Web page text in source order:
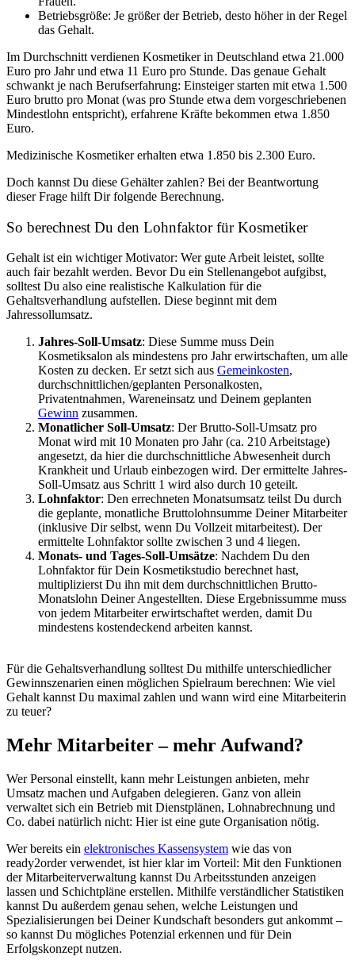
Betriebsgröße: Je größer der Betrieb, desto höher in der Regel
das Gehalt.
Im Durchschnitt verdienen Kosmetiker in Deutschland etwa 21.000
Euro pro Jahr und etwa 11 Euro pro Stunde. Das genaue Gehalt
schwankt je nach Berufserfahrung: Einsteiger starten mit etwa 1.500
Euro brutto pro Monat (was pro Stunde etwa dem vorgeschriebenen
Mindestlohn entspricht), erfahrene Kräfte bekommen etwa 1.850
Euro.
Medizinische Kosmetiker erhalten etwa 1.850 bis 2.300 Euro.
Doch kannst Du diese Gehälter zahlen? Bei der Beantwortung
dieser Frage hilft Dir folgende Berechnung.
So berechnest Du den Lohnfaktor für Kosmetiker
Gehalt ist ein wichtiger Motivator: Wer gute Arbeit leistet, sollte
auch fair bezahlt werden. Bevor Du ein Stellenangebot aufgibst,
solltest Du also eine realistische Kalkulation für die
Gehaltsverhandlung aufstellen. Diese beginnt mit dem
Jahressollumsatz.
Jahres-Soll-Umsatz: Diese Summe muss Dein
Kosmetiksalon als mindestens pro Jahr erwirtschaften, um alle
Kosten zu decken. Er setzt sich aus Gemeinkosten,
durchschnittlichen/geplanten Personalkosten,
Privatentnahmen, Wareneinsatz und Deinem geplanten
Gewinn zusammen.
Monatlicher Soll-Umsatz: Der Brutto-Soll-Umsatz pro
Monat wird mit 10 Monaten pro Jahr (ca. 210 Arbeitstage)
angesetzt, da hier die durchschnittliche Abwesenheit durch
Krankheit und Urlaub einbezogen wird. Der ermittelte Jahres-
Soll-Umsatz aus Schritt 1 wird also durch 10 geteilt.
Lohnfaktor: Den errechneten Monatsumsatz teilst Du durch
die geplante, monatliche Bruttolohnsumme Deiner Mitarbeiter
(inklusive Dir selbst, wenn Du Vollzeit mitarbeitest). Der
ermittelte Lohnfaktor sollte zwischen 3 und 4 liegen.
Monats- und Tages-Soll-Umsätze: Nachdem Du den
Lohnfaktor für Dein Kosmetikstudio berechnet hast,
multiplizierst Du ihn mit dem durchschnittlichen Brutto-
Monatslohn Deiner Angestellten. Diese Ergebnissumme muss
von jedem Mitarbeiter erwirtschaftet werden, damit Du
mindestens kostendeckend arbeiten kannst.
Für die Gehaltsverhandlung solltest Du mithilfe unterschiedlicher
Gewinnszenarien einen möglichen Spielraum berechnen: Wie viel
Gehalt kannst Du maximal zahlen und wann wird eine Mitarbeiterin
zu teuer?
Mehr Mitarbeiter – mehr Aufwand?
Wer Personal einstellt, kann mehr Leistungen anbieten, mehr
Umsatz machen und Aufgaben delegieren. Ganz von allein
verwaltet sich ein Betrieb mit Dienstplänen, Lohnabrechnung und
Co. dabei natürlich nicht: Hier ist eine gute Organisation nötig.
Wer bereits ein elektronisches Kassensystem wie das von
ready2order verwendet, ist hier klar im Vorteil: Mit den Funktionen
der Mitarbeiterverwaltung kannst Du Arbeitsstunden anzeigen
lassen und Schichtpläne erstellen. Mithilfe verständlicher Statistiken
kannst Du außerdem genau sehen, welche Leistungen und
Spezialisierungen bei Deiner Kundschaft besonders gut ankommt –
so kannst Du mögliches Potenzial erkennen und für Dein
Erfolgskonzept nutzen.